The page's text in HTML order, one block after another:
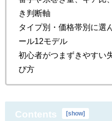
き判断軸
タイプ別・価格帯別に選
ール12モデル
初心者がつまずきやすい
び方
Contents [show]